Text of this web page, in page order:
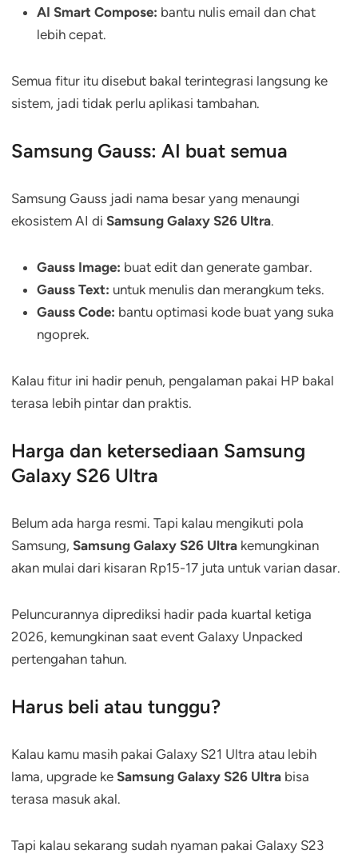
AI Smart Compose: bantu nulis email dan chat
lebih cepat.
Semua fitur itu disebut bakal terintegrasi langsung ke
sistem, jadi tidak perlu aplikasi tambahan.
Samsung Gauss: AI buat semua
Samsung Gauss jadi nama besar yang menaungi
ekosistem AI di Samsung Galaxy S26 Ultra.
Gauss Image: buat edit dan generate gambar.
Gauss Text: untuk menulis dan merangkum teks.
Gauss Code: bantu optimasi kode buat yang suka
ngoprek.
Kalau fitur ini hadir penuh, pengalaman pakai HP bakal
terasa lebih pintar dan praktis.
Harga dan ketersediaan Samsung
Galaxy S26 Ultra
Belum ada harga resmi. Tapi kalau mengikuti pola
Samsung, Samsung Galaxy S26 Ultra kemungkinan
akan mulai dari kisaran Rp15-17 juta untuk varian dasar.
Peluncurannya diprediksi hadir pada kuartal ketiga
2026, kemungkinan saat event Galaxy Unpacked
pertengahan tahun.
Harus beli atau tunggu?
Kalau kamu masih pakai Galaxy S21 Ultra atau lebih
lama, upgrade ke Samsung Galaxy S26 Ultra bisa
terasa masuk akal.
Tapi kalau sekarang sudah nyaman pakai Galaxy S23